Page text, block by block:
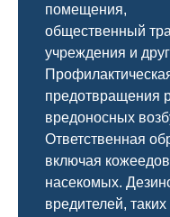
помещения,
общественный
учреждения и
предотвращения
вредоносных
Ответственная
включая
насекомых.
вредителей,